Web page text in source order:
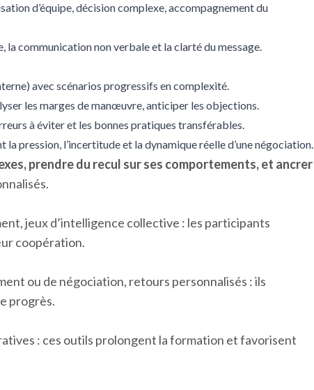
d’équipe, décision complexe, accompagnement du
communication non verbale et la clarté du message.
avec scénarios progressifs en complexité.
les marges de manœuvre, anticiper les objections.
à éviter et les bonnes pratiques transférables.
pression, l’incertitude et la dynamique réelle d’une négociation.
prendre du recul sur ses comportements, et ancrer
jeux d’intelligence collective : les participants
coopération.
ou de négociation, retours personnalisés : ils
progrès.
: ces outils prolongent la formation et favorisent